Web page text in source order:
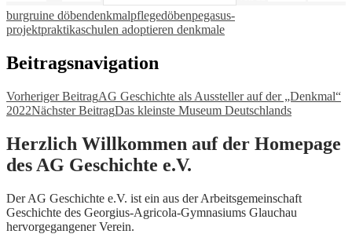
burgruine döbendenkmalpflegedöbenpegasus-
projektpraktikaschulen adoptieren denkmale
Beitragsnavigation
Vorheriger BeitragAG Geschichte als Aussteller auf der „Denkmal“
2022Nächster BeitragDas kleinste Museum Deutschlands
Herzlich Willkommen auf der Homepage
des AG Geschichte e.V.
Der AG Geschichte e.V. ist ein aus der Arbeitsgemeinschaft
Geschichte des Georgius-Agricola-Gymnasiums Glauchau
hervorgegangener Verein.